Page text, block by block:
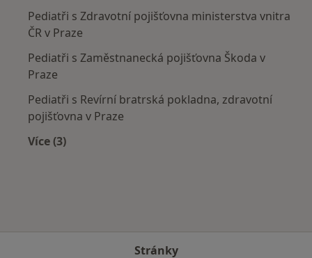
Pediatři s Zdravotní pojišťovna ministerstva vnitra
ČR v Praze
Pediatři s Zaměstnanecká pojišťovna Škoda v
Praze
Pediatři s Revírní bratrská pokladna, zdravotní
pojišťovna v Praze
Více (3)
Stránky